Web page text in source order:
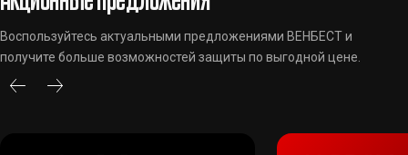
Воспользуйтесь актуальными предложениями ВЕНБЕСТ и
получите больше возможностей защиты по выгодной цене.